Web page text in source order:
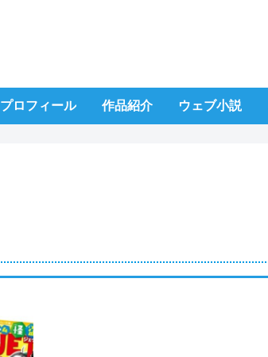
プロフィール 作品紹介 ウェブ小説